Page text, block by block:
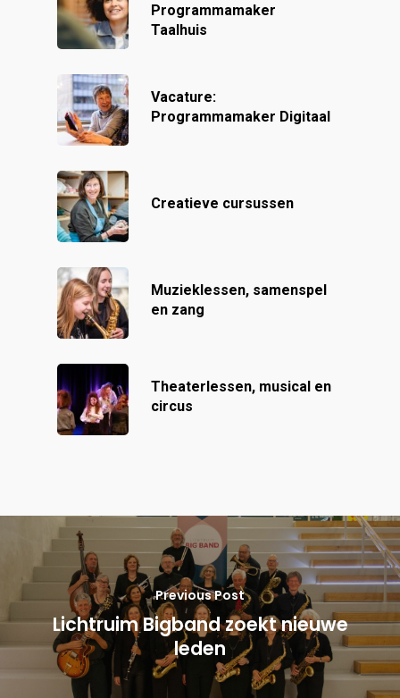
Programmamaker
Taalhuis
Vacature:
Programmamaker Digitaal
Creatieve cursussen
Muzieklessen, samenspel
en zang
Theaterlessen, musical en
circus
Previous Post
Lichtruim Bigband zoekt nieuwe
leden